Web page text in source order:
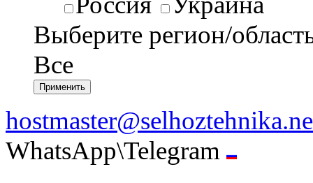
Выберите регион/
Все
WhatsApp\Telegram